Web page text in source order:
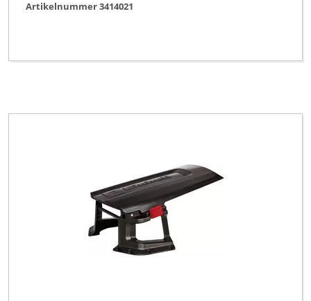
Artikelnummer 3414021